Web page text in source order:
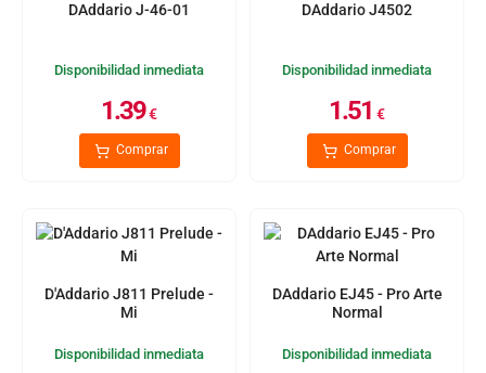
DAddario J-46-01
Disponibilidad inmediata
1.39€
Comprar
DAddario J4502
Disponibilidad inmediata
1.51 €
Comprar
D'Addario J811 Prelude -
Mi
Disponibilidad inmediata
DAddario EJ45 - Pro Arte
Normal
Disponibilidad inmediata